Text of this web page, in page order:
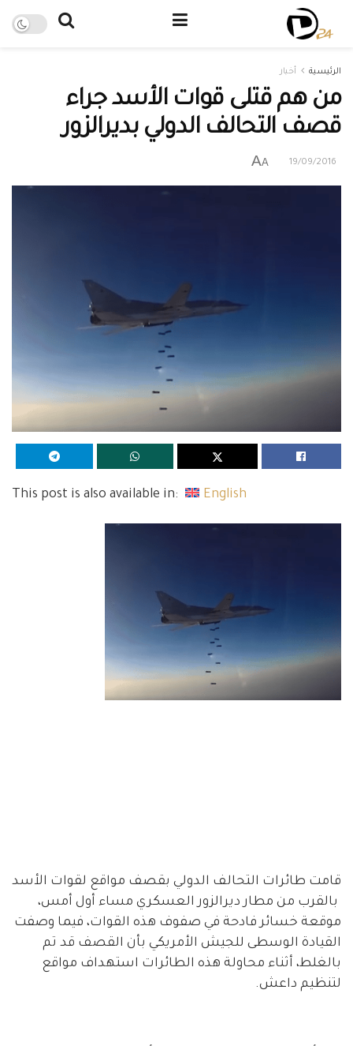
الرئيسية أخبار
من هم قتلى قوات الأسد جراء
قصف التحالف الدولي بديرالزور
19/09/2016
A
A
This post is also available in: English
قامت طائرات التحالف الدولي بقصف مواقع لقوات الأسد
بالقرب من مطار ديرالزور العسكري مساء أول أمس،
موقعة خسائر فادحة في صفوف هذه القوات، فيما وصفت
القيادة الوسطى للجيش الأمريكي بأن القصف قد تم
بالغلط، أثناء محاولة هذه الطائرات استهداف مواقع
لتنظيم داعش.